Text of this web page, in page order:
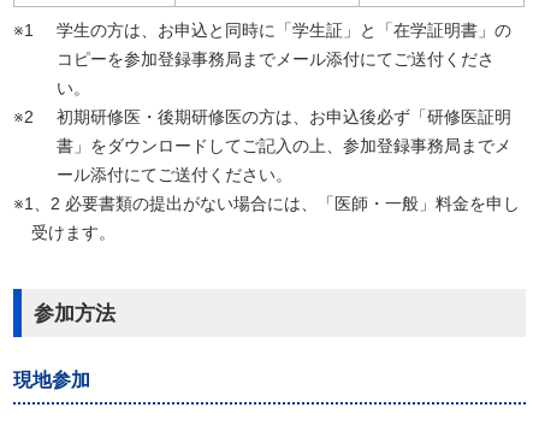
※1
学生の方は、お申込と同時に「学生証」と「在学証明書」の
コピーを参加登録事務局までメール添付にてご送付くださ
い。
※2
初期研修医・後期研修医の方は、お申込後必ず「研修医証明
書」をダウンロードしてご記入の上、参加登録事務局までメ
ール添付にてご送付ください。
※1、2 必要書類の提出がない場合には、「医師・一般」料金を申し
受けます。
参加方法
現地参加